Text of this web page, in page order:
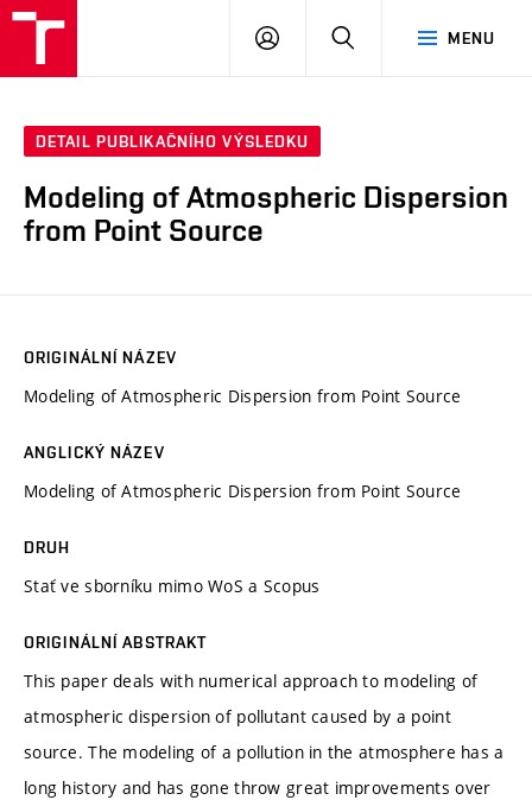
MENU
PŘIHLÁSIT
DETAIL PUBLIKAČNÍHO VÝSLEDKU
Modeling of Atmospheric Dispersion
from Point Source
ORIGINÁLNÍ NÁZEV
Modeling of Atmospheric Dispersion from Point Source
ANGLICKÝ NÁZEV
Modeling of Atmospheric Dispersion from Point Source
DRUH
Stať ve sborníku mimo WoS a Scopus
ORIGINÁLNÍ ABSTRAKT
This paper deals with numerical approach to modeling of
atmospheric dispersion of pollutant caused by a point
source. The modeling of a pollution in the atmosphere has a
long history and has gone throw great improvements over